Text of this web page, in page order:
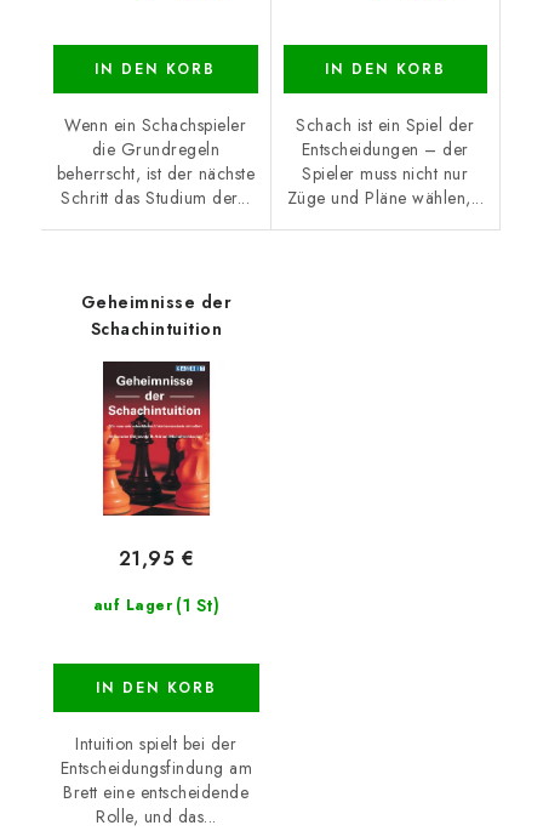
IN DEN KORB
Wenn ein Schachspieler
die Grundregeln
beherrscht, ist der nächste
Schritt das Studium der...
IN DEN KORB
Schach ist ein Spiel der
Entscheidungen – der
Spieler muss nicht nur
Züge und Pläne wählen,...
Geheimnisse der
Schachintuition
auf Lager (1 St)
21,95 €
IN DEN KORB
Intuition spielt bei der
Entscheidungsfindung am
Brett eine entscheidende
Rolle, und das...